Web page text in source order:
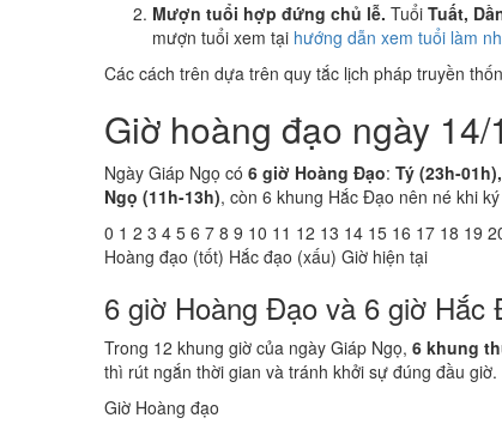
Mượn tuổi hợp đứng chủ lễ. Tuổi Tuất,
mượn tuổi xem tại hướng dẫn xem tuổi làm
Các cách trên dựa trên quy tắc lịch pháp truyền
Giờ hoàng đạo ngày
Ngày Giáp Ngọ có 6 giờ Hoàng Đạo: Tý (23h-
Ngọ (11h-13h), còn 6 khung Hắc Đạo nên né khi
0 1 2 3 4 5 6 7 8 9 10 11 12 13 14 15 16 17 18 19
Hoàng đạo (tốt) Hắc đạo (xấu) Giờ hiện tại
6 giờ Hoàng Đạo và 6 giờ Hắc
Trong 12 khung giờ của ngày Giáp Ngọ, 6 khung
thì rút ngắn thời gian và tránh khởi sự đúng đầu giờ.
Giờ Hoàng đạo